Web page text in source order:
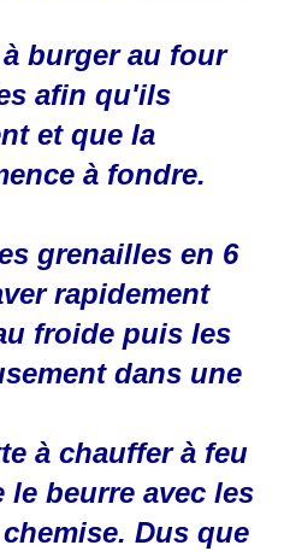
burger au four
afin qu'ils
et que la
à fondre.
grenailles en 6
rapidement
froide puis les
dans une
à chauffer à feu
beurre avec les
Dus que